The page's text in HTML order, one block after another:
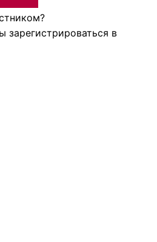
зарегистрироваться в